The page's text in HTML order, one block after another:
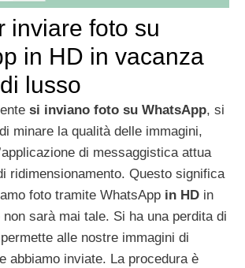
inviare foto su
in HD in vacanza
lusso
si inviano foto su WhatsApp, si
minare la qualità delle immagini,
di messaggistica attua
ridimensionamento. Questo significa
foto tramite WhatsApp in HD in
sarà mai tale. Si ha una perdita di
alle nostre immagini di
abbiamo inviate. La procedura è